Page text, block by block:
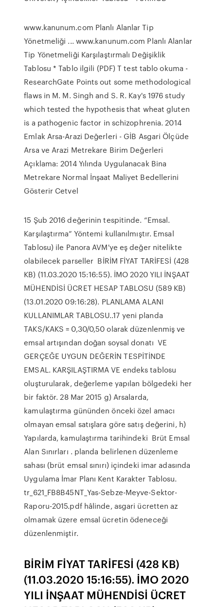
www.kanunum.com Planlı Alanlar Tip
Yönetmeliği ... www.kanunum.com Planlı Alanlar
Tip Yönetmeliği Karşılaştırmalı Değişiklik
Tablosu * Tablo ilgili (PDF) T test tablo okuma -
ResearchGate Points out some methodological
flaws in M. M. Singh and S. R. Kay's 1976 study
which tested the hypothesis that wheat gluten
is a pathogenic factor in schizophrenia. 2014
Emlak Arsa-Arazi Değerleri - GİB Asgari Ölçüde
Arsa ve Arazi Metrekare Birim Değerleri
Açıklama: 2014 Yılında Uygulanacak Bina
Metrekare Normal İnşaat Maliyet Bedellerini
Gösterir Cetvel
15 Şub 2016 değerinin tespitinde. “Emsal.
Karşılaştırma” Yöntemi kullanılmıştır. Emsal
Tablosu) ile Panora AVM'ye eş değer nitelikte
olabilecek parseller BİRİM FİYAT TARİFESİ (428
KB) (11.03.2020 15:16:55). İMO 2020 YILI İNŞAAT
MÜHENDİSİ ÜCRET HESAP TABLOSU (589 KB)
(13.01.2020 09:16:28). PLANLAMA ALANI
KULLANIMLAR TABLOSU..17 yeni planda
TAKS/KAKS = 0,30/0,50 olarak düzenlenmiş ve
emsal artışından doğan soysal donatı VE
GERÇEĞE UYGUN DEĞERİN TESPİTİNDE
EMSAL. KARŞILAŞTIRMA VE endeks tablosu
oluşturularak, değerleme yapılan bölgedeki her
bir faktör. 28 Mar 2015 g) Arsalarda,
kamulaştırma gününden önceki özel amacı
olmayan emsal satışlara göre satış değerini, h)
Yapılarda, kamulaştırma tarihindeki Brüt Emsal
Alan Sınırları . planda belirlenen düzenleme
sahası (brüt emsal sınırı) içindeki imar adasında
Uygulama İmar Planı Kent Karakter Tablosu.
tr_621_FB8B45NT_Yas-Sebze-Meyve-Sektor-
Raporu-2015.pdf hâlinde, asgari ücretten az
olmamak üzere emsal ücretin ödeneceği
düzenlenmiştir.
BİRİM FİYAT TARİFESİ (428 KB)
(11.03.2020 15:16:55). İMO 2020
YILI İNŞAAT MÜHENDİSİ ÜCRET